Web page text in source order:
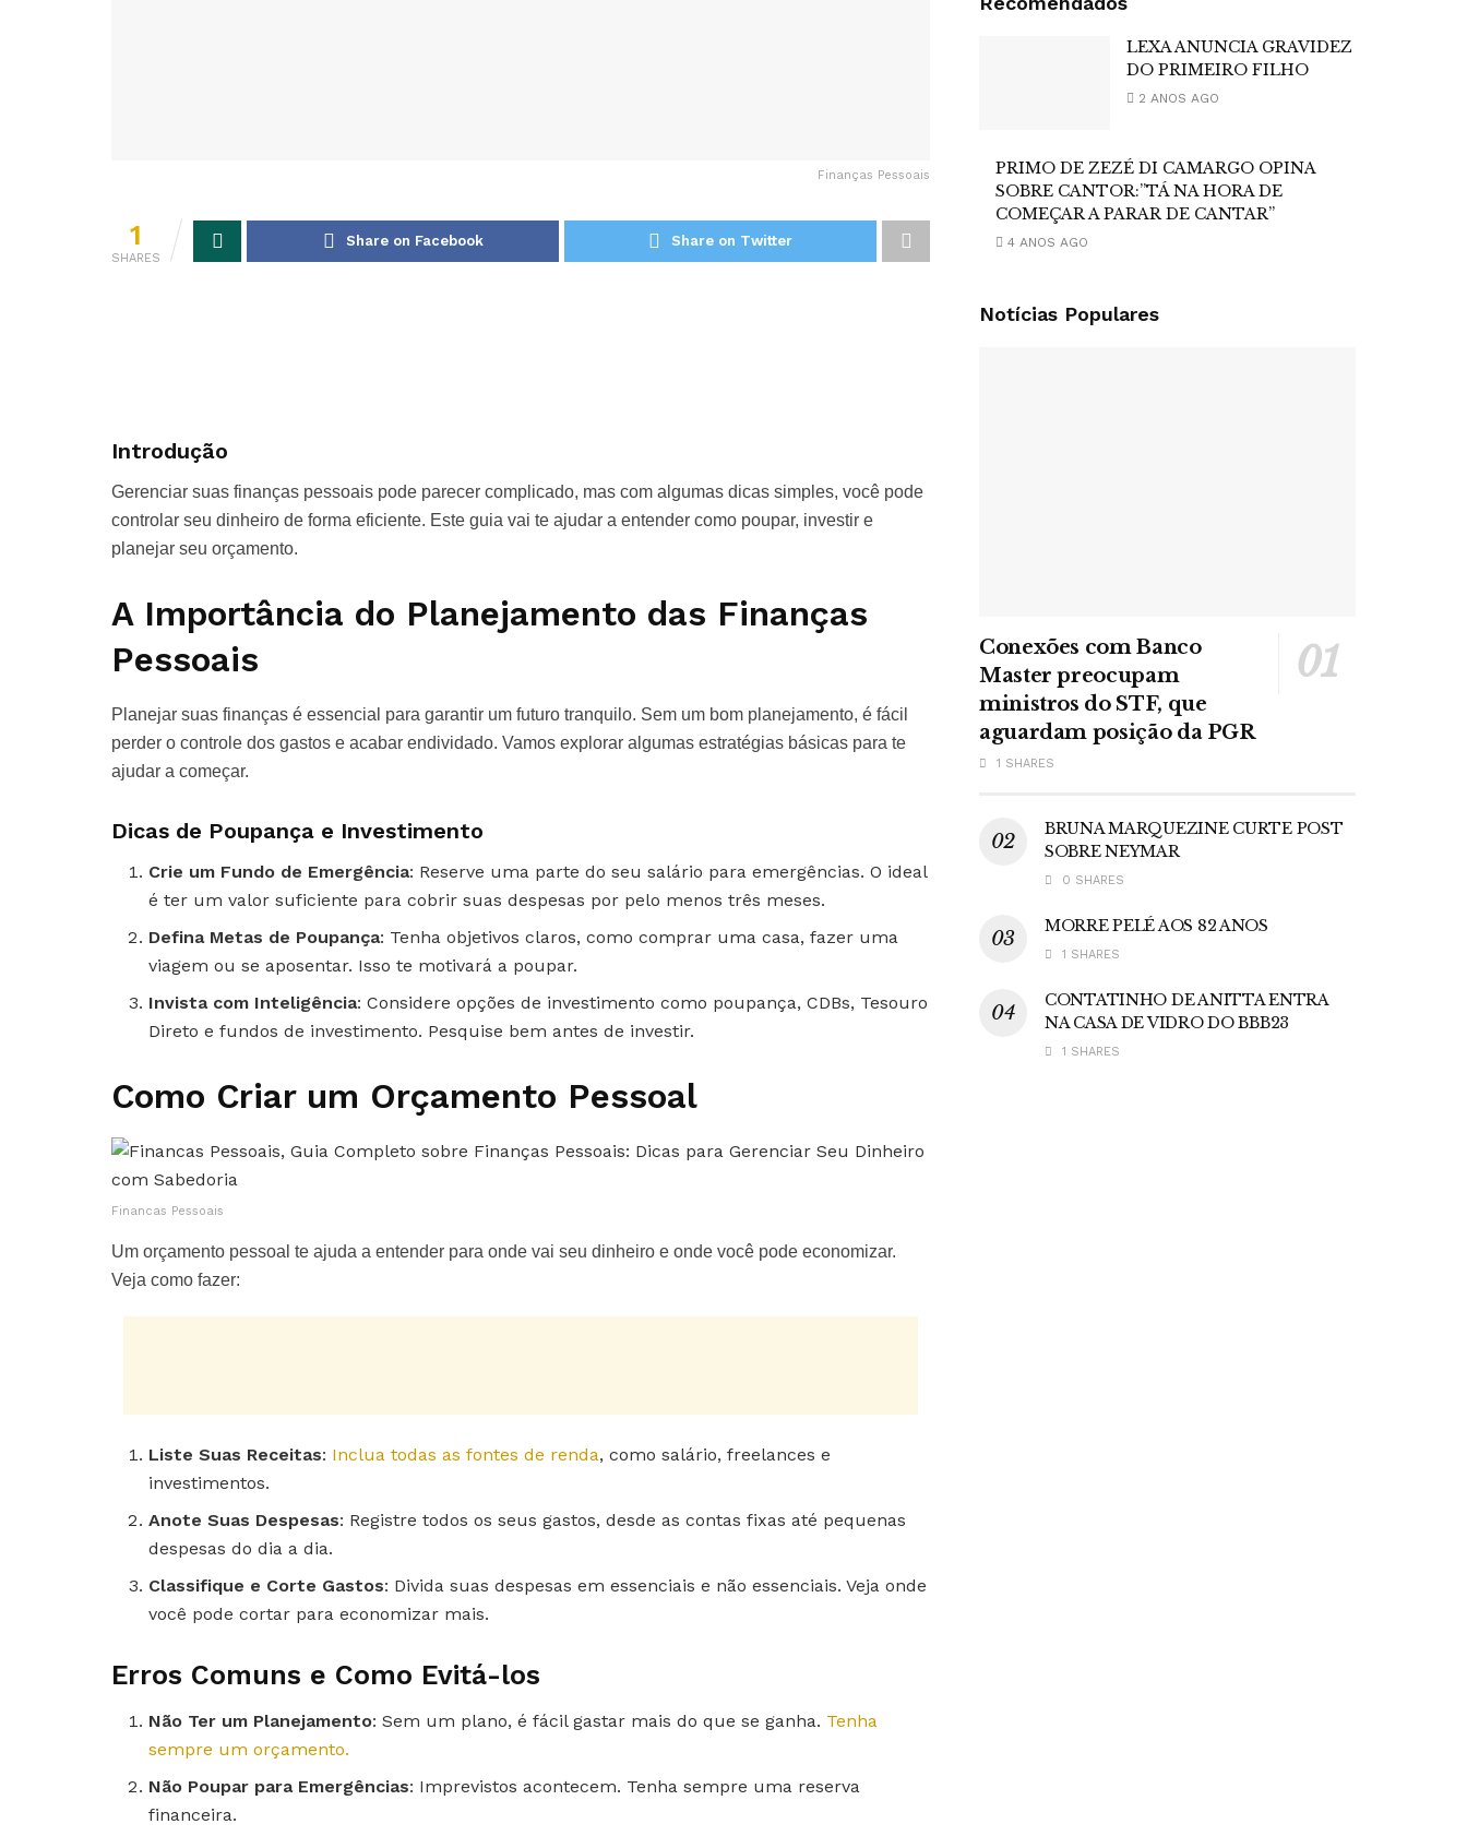
Finanças Pessoais
1
SHARES
Share on Facebook Share on Twitter
Introdução
Gerenciar suas finanças pessoais pode parecer complicado, mas com algumas dicas simples, você pode
controlar seu dinheiro de forma eficiente. Este guia vai te ajudar a entender como poupar, investir e
planejar seu orçamento.
A Importância do Planejamento das Finanças
Pessoais
Planejar suas finanças é essencial para garantir um futuro tranquilo. Sem um bom planejamento, é fácil
perder o controle dos gastos e acabar endividado. Vamos explorar algumas estratégias básicas para te
ajudar a começar.
Dicas de Poupança e Investimento
Crie um Fundo de Emergência: Reserve uma parte do seu salário para emergências. O ideal
é ter um valor suficiente para cobrir suas despesas por pelo menos três meses.
Defina Metas de Poupança: Tenha objetivos claros, como comprar uma casa, fazer uma
viagem ou se aposentar. Isso te motivará a poupar.
Invista com Inteligência: Considere opções de investimento como poupança, CDBs, Tesouro
Direto e fundos de investimento. Pesquise bem antes de investir.
Como Criar um Orçamento Pessoal
Financas Pessoais
Um orçamento pessoal te ajuda a entender para onde vai seu dinheiro e onde você pode economizar.
Veja como fazer:
Liste Suas Receitas: Inclua todas as fontes de renda, como salário, freelances e
investimentos.
Anote Suas Despesas: Registre todos os seus gastos, desde as contas fixas até pequenas
despesas do dia a dia.
Classifique e Corte Gastos: Divida suas despesas em essenciais e não essenciais. Veja onde
você pode cortar para economizar mais.
Erros Comuns e Como Evitá-los
Não Ter um Planejamento: Sem um plano, é fácil gastar mais do que se ganha. Tenha
sempre um orçamento.
Não Poupar para Emergências: Imprevistos acontecem. Tenha sempre uma reserva
financeira.
LEXA ANUNCIA GRAVIDEZ
DO PRIMEIRO FILHO
2 ANOS AGO
PRIMO DE ZEZÉ DI CAMARGO OPINA
SOBRE CANTOR:”TÁ NA HORA DE
COMEÇAR A PARAR DE CANTAR”
4 ANOS AGO
Notícias Populares
Conexões com Banco
Master preocupam
ministros do STF, que
aguardam posição da PGR
1 SHARES
BRUNA MARQUEZINE CURTE POST
SOBRE NEYMAR
0 SHARES
MORRE PELÉ AOS 82 ANOS
1 SHARES
CONTATINHO DE ANITTA ENTRA
NA CASA DE VIDRO DO BBB23
1 SHARES